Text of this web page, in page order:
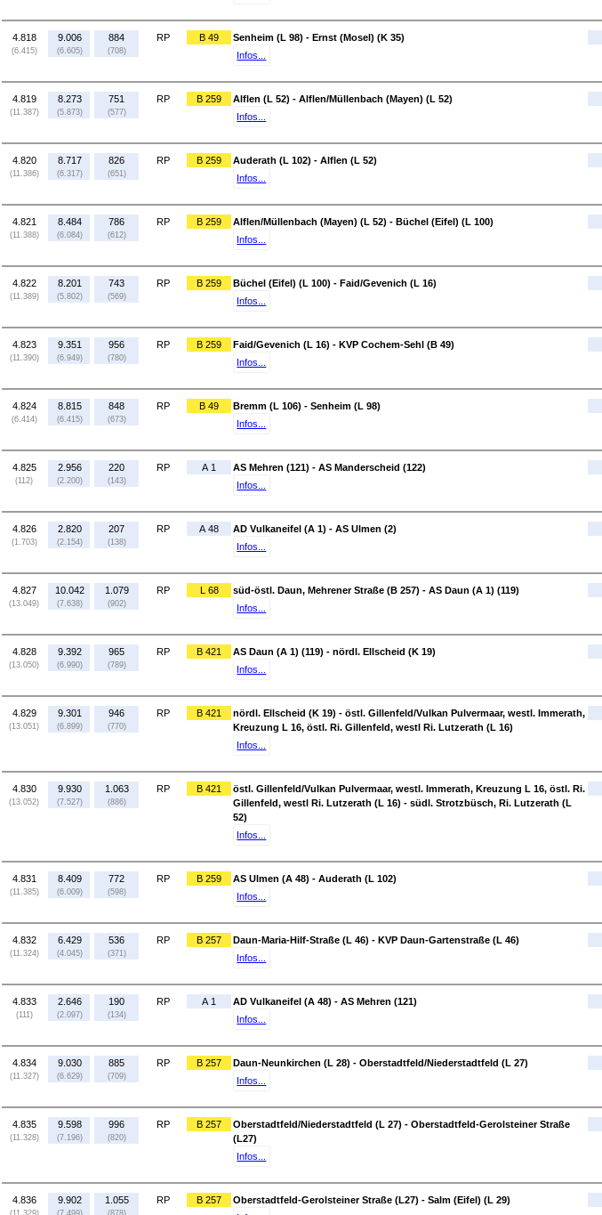
4.818
(6.415)
9.006
(6.605)
884
(708)
RP B 49
Senheim (L 98) - Ernst (Mosel) (K 35)
Infos...
4.819
(11.387)
8.273
(5.873)
751
(577)
RP B 259
Alflen (L 52) - Alflen/Müllenbach (Mayen) (L 52)
Infos...
4.820
(11.386)
8.717
(6.317)
826
(651)
RP B 259
Auderath (L 102) - Alflen (L 52)
Infos...
4.821
(11.388)
8.484
(6.084)
786
(612)
RP B 259
Alflen/Müllenbach (Mayen) (L 52) - Büchel (Eifel) (L 100)
Infos...
4.822
(11.389)
8.201
(5.802)
743
(569)
RP B 259
Büchel (Eifel) (L 100) - Faid/Gevenich (L 16)
Infos...
4.823
(11.390)
9.351
(6.949)
956
(780)
RP B 259
Faid/Gevenich (L 16) - KVP Cochem-Sehl (B 49)
Infos...
4.824
(6.414)
8.815
(6.415)
848
(673)
RP B 49
Bremm (L 106) - Senheim (L 98)
Infos...
4.825
(112)
2.956
(2.200)
220
(143)
RP A 1
AS Mehren (121) - AS Manderscheid (122)
Infos...
4.826
(1.703)
2.820
(2.154)
207
(138)
RP A 48
AD Vulkaneifel (A 1) - AS Ulmen (2)
Infos...
4.827
(13.049)
10.042
(7.638)
1.079
(902)
RP L 68
süd-östl. Daun, Mehrener Straße (B 257) - AS Daun (A 1) (119)
Infos...
4.828
(13.050)
9.392
(6.990)
965
(789)
RP B 421
AS Daun (A 1) (119) - nördl. Ellscheid (K 19)
Infos...
4.829
(13.051)
9.301
(6.899)
946
(770)
RP B 421
nördl. Ellscheid (K 19) - östl. Gillenfeld/Vulkan Pulvermaar, westl. Immerath,
Kreuzung L 16, östl. Ri. Gillenfeld, westl Ri. Lutzerath (L 16)
Infos...
4.830
(13.052)
9.930
(7.527)
1.063
(886)
RP B 421
östl. Gillenfeld/Vulkan Pulvermaar, westl. Immerath, Kreuzung L 16, östl. Ri.
Gillenfeld, westl Ri. Lutzerath (L 16) - südl. Strotzbüsch, Ri. Lutzerath (L
52)
Infos...
4.831
(11.385)
8.409
(6.009)
772
(598)
RP B 259
AS Ulmen (A 48) - Auderath (L 102)
Infos...
4.832
(11.324)
6.429
(4.045)
536
(371)
RP B 257
Daun-Maria-Hilf-Straße (L 46) - KVP Daun-Gartenstraße (L 46)
Infos...
4.833
(111)
2.646
(2.097)
190
(134)
RP A 1
AD Vulkaneifel (A 48) - AS Mehren (121)
Infos...
4.834
(11.327)
9.030
(6.629)
885
(709)
RP B 257
Daun-Neunkirchen (L 28) - Oberstadtfeld/Niederstadtfeld (L 27)
Infos...
4.835
(11.328)
9.598
(7.196)
996
(820)
RP B 257
Oberstadtfeld/Niederstadtfeld (L 27) - Oberstadtfeld-Gerolsteiner Straße
(L27)
Infos...
4.836
(11.329)
9.902
(7.499)
1.055
(878)
RP B 257
Oberstadtfeld-Gerolsteiner Straße (L27) - Salm (Eifel) (L 29)